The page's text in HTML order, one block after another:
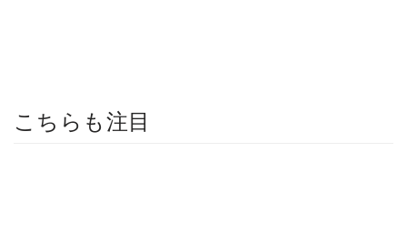
こちらも注目